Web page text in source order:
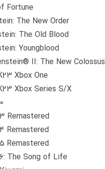
Fortune
The New Order
The Old Blood
Youngblood
II: The New Colossus™
Xbox One
Xbox Series S/X
Remastered
Remastered
Remastered
The Song of Life